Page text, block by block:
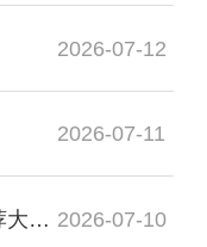
2026-07-12
2026-07-11
艺术玻璃加工生产厂家专业推荐大专毕业 2026-07-10